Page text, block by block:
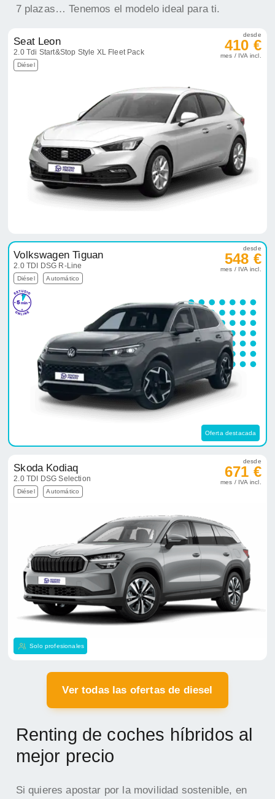
7 plazas… Tenemos el modelo ideal para ti.
Seat Leon
2.0 Tdi Start&Stop Style XL Fleet Pack
Diésel
desde
410 €
mes / IVA incl.
Volkswagen Tiguan
2.0 TDI DSG R-Line
Diésel Automático
desde
548 €
mes / IVA incl.
Oferta destacada
Skoda Kodiaq
2.0 TDI DSG Selection
Diésel Automático
desde
671 €
mes / IVA incl.
Solo profesionales
Ver todas las ofertas de diesel
Renting de coches híbridos al
mejor precio
Si quieres apostar por la movilidad sostenible, en